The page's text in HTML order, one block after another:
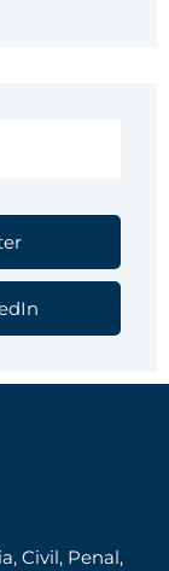
Civil, Penal,